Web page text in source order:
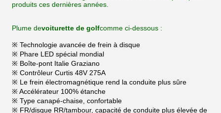
produits ces dernières années.
Plume devoiturette de golfcomme ci-dessous :
※ Technologie avancée de frein à disque
※ Phare LED spécial mondial
※ Boîte-pont Italie Graziano
※ Contrôleur Curtis 48V 275A
※ Le frein électromagnétique rend la conduite plus sûre
※ Accélérateur 100% étanche
※ Type canapé-chaise, confortable
※ FR/disque RR/tambour, capacité de conduite plus élevée de